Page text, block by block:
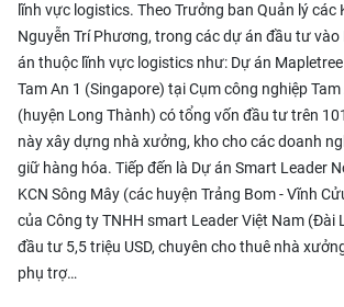
lĩnh vực logistics. Theo Trưởng ban Quản lý các
Nguyễn Trí Phương, trong các dự án đầu tư vào
án thuộc lĩnh vực logistics như: Dự án
Tam An 1 (Singapore) tại Cụm công nghiệp Tam
(huyện Long Thành) có tổng vốn đầu tư trên
này xây dựng nhà xưởng, kho cho các doanh
giữ hàng hóa. Tiếp đến là Dự án Smart Leader
KCN Sông Mây (các huyện Trảng Bom - Vĩnh
của Công ty TNHH smart Leader Việt Nam (Đài
đầu tư 5,5 triệu USD, chuyên cho thuê nhà
phụ trợ…